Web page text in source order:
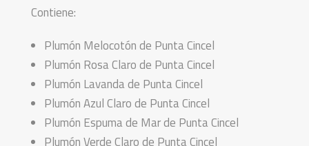
Contiene:
Plumón Melocotón de Punta Cincel
Plumón Rosa Claro de Punta Cincel
Plumón Lavanda de Punta Cincel
Plumón Azul Claro de Punta Cincel
Plumón Espuma de Mar de Punta Cincel
Plumón Verde Claro de Punta Cincel